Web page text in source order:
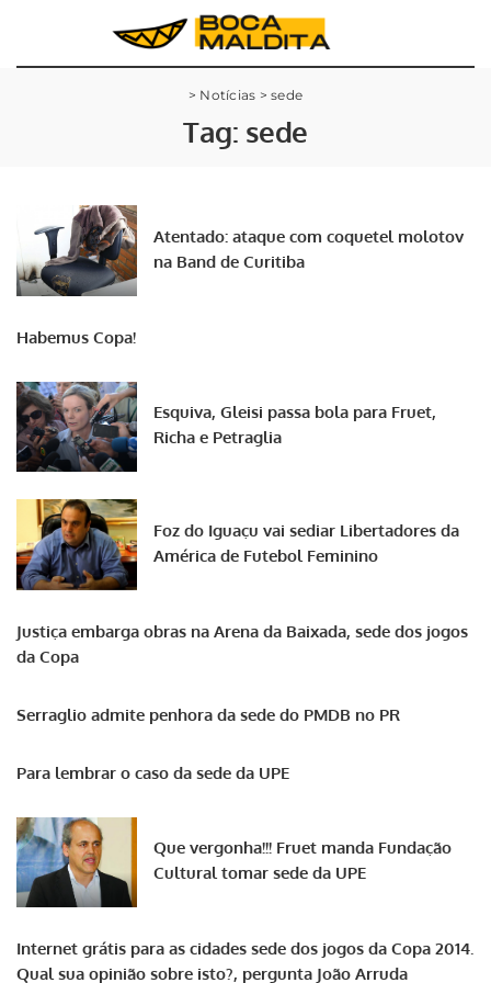
> Notícias >sede
Tag: sede
Atentado: ataque com coquetel molotov
na Band de Curitiba
Habemus Copa!
Esquiva, Gleisi passa bola para Fruet,
Richa e Petraglia
Foz do Iguaçu vai sediar Libertadores da
América de Futebol Feminino
Justiça embarga obras na Arena da Baixada, sede dos jogos
da Copa
Serraglio admite penhora da sede do PMDB no PR
Para lembrar o caso da sede da UPE
Que vergonha!!! Fruet manda Fundação
Cultural tomar sede da UPE
Internet grátis para as cidades sede dos jogos da Copa 2014.
Qual sua opinião sobre isto?, pergunta João Arruda